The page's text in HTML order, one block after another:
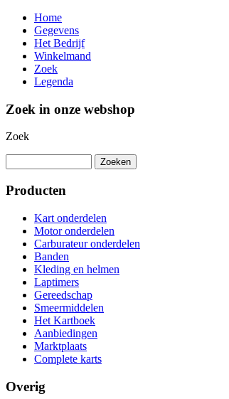
Home
Gegevens
Het Bedrijf
Winkelmand
Zoek
Legenda
Zoek in onze webshop
Zoek
Producten
Kart onderdelen
Motor onderdelen
Carburateur onderdelen
Banden
Kleding en helmen
Laptimers
Gereedschap
Smeermiddelen
Het Kartboek
Aanbiedingen
Marktplaats
Complete karts
Overig